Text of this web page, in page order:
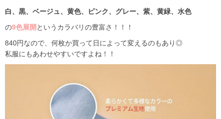
白、黒、ベージュ、黄色、ピンク、グレー、紫、黄緑、水色
の9色展開 というカラバリの豊富さ！！！
840円なので、何枚か買って日によって変えるのもあり◎
私服にもあわせやすいですよね！！